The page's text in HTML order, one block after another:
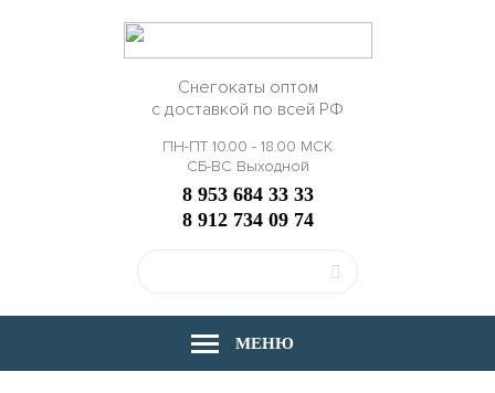
Снегокаты оптом
с доставкой по всей РФ
ПН-ПТ 10.00 - 18.00 МСК
СБ-ВС Выходной
8 953 684 33 33
8 912 734 09 74
МЕНЮ